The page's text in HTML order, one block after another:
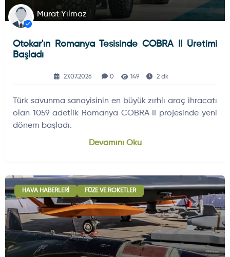
Murat Yılmaz
Otokar'ın Romanya Tesisinde COBRA II Üretimi
Başladı
27.07.2026 0 149 2 dk
Türk savunma sanayisinin en büyük zırhlı araç ihracatı
olan 1059 adetlik Romanya COBRA II projesinde yeni
dönem başladı.
Devamını Oku
HAVA HABERLERI FÜZE VE ROKETLER